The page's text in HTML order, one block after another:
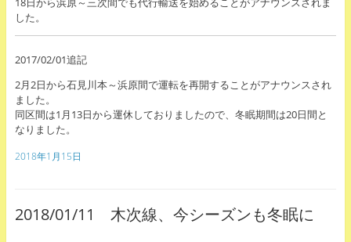
した。
2017/02/01追記
2月2日から石見川本～浜原間で運転を再開することがアナウンスされ
ました。
同区間は1月13日から運休しておりましたので、冬眠期間は20日間と
なりました。
2018年1月15日
2018/01/11 木次線、今シーズンも冬眠に